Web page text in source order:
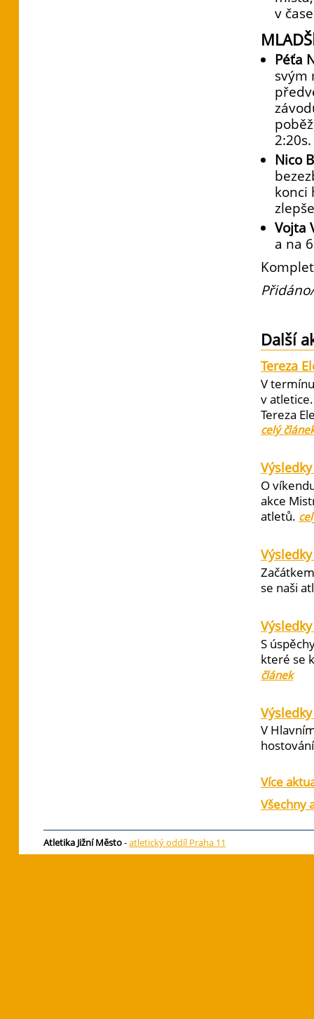
v
Péťa
svým
2:20s.
Nico
konci
Vojta
a na
Další
Tereza
V
v
Tereza
celý
O
akce
atletů.
se naši
S
které se
článek
V
Více
Všechny
Atletika Jižní Město-atletický oddíl Praha 11